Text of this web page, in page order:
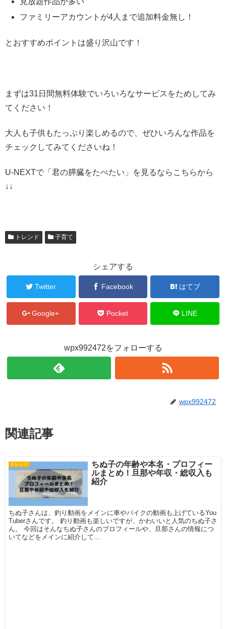
ファミリーアカウントが4人まで追加料金無し！
とおすすめポイントは盛り沢山です！
まずは31日間無料体験でいろいろなサービスをためしてみ
てください！
大人も子供もたっぷり楽しめるので、ぜひいろんな作品を
チェックしてみてくださいね！
U-NEXTで「君の膵臓をたべたい」を見るならこちらから
↓↓
トレンド 子育て
シェアする
Twitter Facebook はてブ
Google+ Pocket LINE
wpx992472をフォローする
wpx992472
関連記事
トレンド
ちぬ子の年齢や本名・プロフィー
ルまとめ！旦那や年収・総収入も
紹介
ちぬ子さんは、釣り動画をメインに車やバイクの動画も上げているYou
Tuberさんです。 釣り動画も楽しいですが、かわいいと人気のちぬ子さ
ん。 今回はそんなちぬ子さんのプロフィールや、旦那さんの情報につ
いてなどをメインに紹介して...